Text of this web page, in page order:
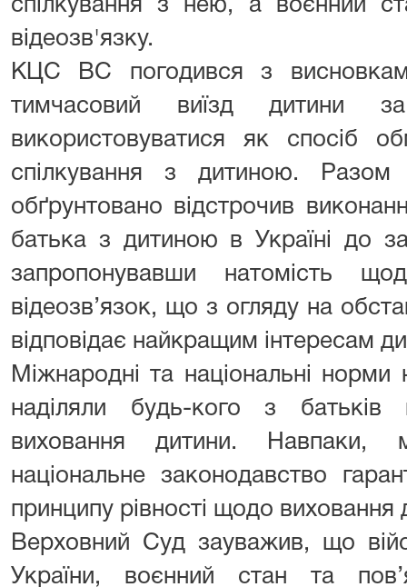
спілкування з нею, а воєнний
відеозв'язку.
КЦС ВС погодився з
тимчасовий виїзд дитини
використовуватися як спосіб
спілкування з дитиною.
обґрунтовано відстрочив
батька з дитиною в Україні до
запропонувавши натомість
відеозв’язок, що з огляду на
відповідає найкращим інтересам
Міжнародні та національні
наділяли будь-кого з батьків
виховання дитини. Навпаки,
національне законодавство
принципу рівності щодо виховання
Верховний Суд зауважив, що
України, воєнний стан та